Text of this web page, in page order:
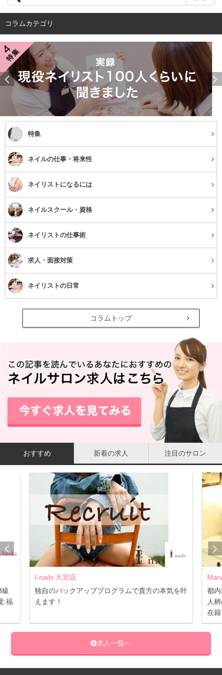
また、乾燥してかゆみを感じるという場合もあるので、保
湿をしっかりすることも大切です。特に乾燥しているとき
は、ターンオーバーが乱れてしまい、メラニンが蓄積し色
素沈着として残ってしまうことも。
また、アレルギーやアトピー性皮膚炎の炎症によって色素
沈着を起こす場合もあります。
目元の色素沈着の予防法
メイク落としは刺激を与えず優しく行うこと
目元の色素沈着を防ぐためにできることとして、まずは丁
寧にメイクを落としましょう。アイメイクリムーバーで先
にポイントメイクを落とすのはもちろんですが、そのとき
にゴシゴシこするのではなく、ゆっくりリムーバーをなじ
ませてから優しく拭き取ります。
どんなに濃いメイクも数秒馴染ませれば、するんと取れま
す。その後にまだ汚れが残っていれば、新しいコットンに
リムーバーをつけて、もう一度優しく拭き取りましょう。
疲れて帰った後には面倒かもしれませんが、このひと手間
が１年後・５年後の自分の顔を作ると思って、がんばって
くださいね。
ターンオーバーを乱さないこと
目元が常に乾燥していたり、ひんぱんにこすったりしてい
ると、ターンオーバーが乱れてしまい、本来排出されるは
ずのメラニン色素が残り色素沈着の原因になってしまうこ
とがあります。
これを防ぐためには、ターンオーバーを正常に働かせるこ
コラムカテゴリ
特集
ネイルの仕事・将来性
ネイリストになるには
ネイルスクール・資格
ネイリストの仕事術
求人・面接対策
ネイリストの日常
コラムトップ
おすすめ 新着の求人 注目のサロン
:福
I-nails 大宮店
独自のバックアッププログラムで貴方の本気を叶
えます！
都
人
在
求人一覧へ